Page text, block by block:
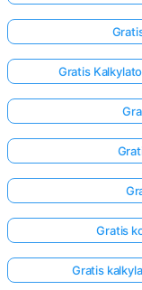
Gratis
Gratis
Gratis